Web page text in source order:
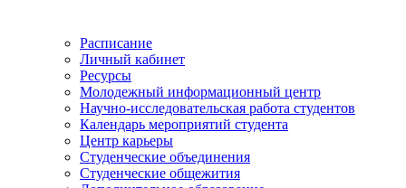
Расписание
Личный кабинет
Ресурсы
Молодежный информационный центр
Научно-исследовательская работа студентов
Календарь мероприятий студента
Центр карьеры
Студенческие объединения
Студенческие общежития